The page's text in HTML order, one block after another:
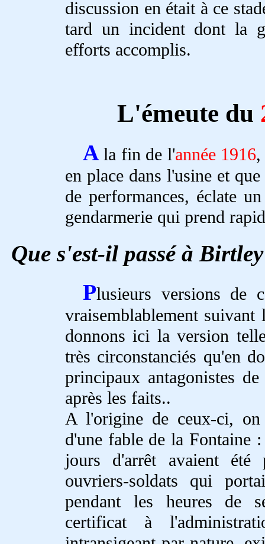
discussion en était à ce
tard un incident dont la
efforts accomplis.
L'émeute du
A la fin de l'année 1916,
en place dans l'usine et
de performances, éclate
gendarmerie qui prend
Que s'est-il passé à
Plusieurs versions de
vraisemblablement
donnons ici la version
très circonstanciés qu'en
principaux antagonistes
après les faits..
A l'origine de ceux-ci, on
d'une fable de la Fontaine
jours d'arrêt avaient été
ouvriers-soldats qui
pendant les heures de
certificat à